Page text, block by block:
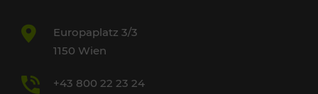
Europaplatz 3/3
1150 Wien
+43 800 22 23 24